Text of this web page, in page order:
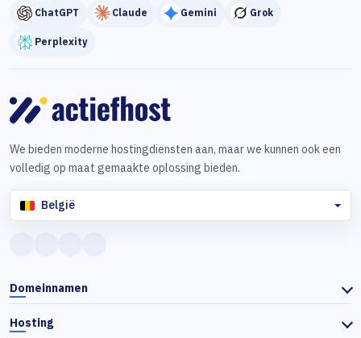
ChatGPT Claude Gemini Grok
Perplexity
We bieden moderne hostingdiensten aan, maar we kunnen ook een
volledig op maat gemaakte oplossing bieden.
België
Domeinnamen
Hosting